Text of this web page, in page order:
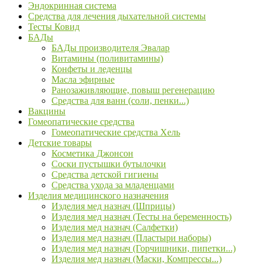
Эндокринная система
Средства для лечения дыхательной системы
Тесты Ковид
БАДы
БАДы производителя Эвалар
Витамины (поливитамины)
Конфеты и леденцы
Масла эфирные
Ранозаживляющие, повыш регенерацию
Средства для ванн (соли, пенки...)
Вакцины
Гомеопатические средства
Гомеопатические средства Хель
Детские товары
Косметика Джонсон
Соски пустышки бутылочки
Средства детской гигиены
Средства ухода за младенцами
Изделия медицинского назначения
Изделия мед назнач (Шприцы)
Изделия мед назнач (Тесты на беременность)
Изделия мед назнач (Салфетки)
Изделия мед назнач (Пластыри наборы)
Изделия мед назнач (Горчишники, пипетки...)
Изделия мед назнач (Маски, Компрессы...)